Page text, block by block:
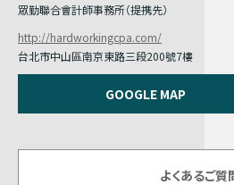
眾勤聯合會計師事務所（提携先）
http://hardworkingcpa.com/
台北市中山區南京東路三段200號7樓
GOOGLE MAP
よくあるご質